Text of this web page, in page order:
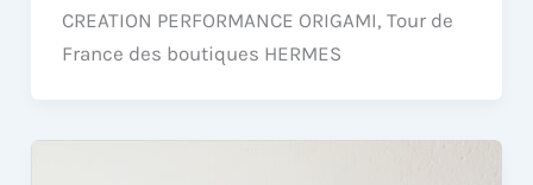
CREATION PERFORMANCE ORIGAMI, Tour de
France des boutiques HERMES